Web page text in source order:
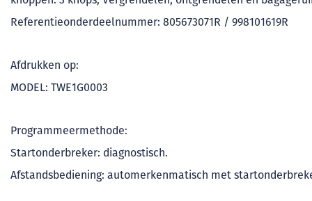
Referentieonderdeelnummer: 805673071R / 998101619R
Afdrukken op:
MODEL: TWE1G0003
Programmeermethode:
Startonderbreker: diagnostisch.
Afstandsbediening: automerkenmatisch met